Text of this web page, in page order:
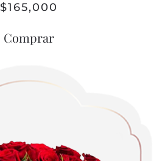
$165,000
Comprar